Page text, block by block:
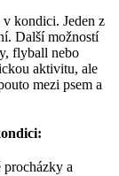
kondici. Jeden z
Další možností
flyball nebo
aktivitu, ale
mezi psem a
procházky a